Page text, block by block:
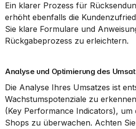
Ein klarer Prozess für
erhöht ebenfalls die
Sie klare Formulare und
Rückgabeprozess zu erleichtern.
Analyse und Optimierung des
Die Analyse Ihres Umsatzes ist
Wachstumspotenziale zu
(Key Performance Indicators), um
Shops zu überwachen. Achten